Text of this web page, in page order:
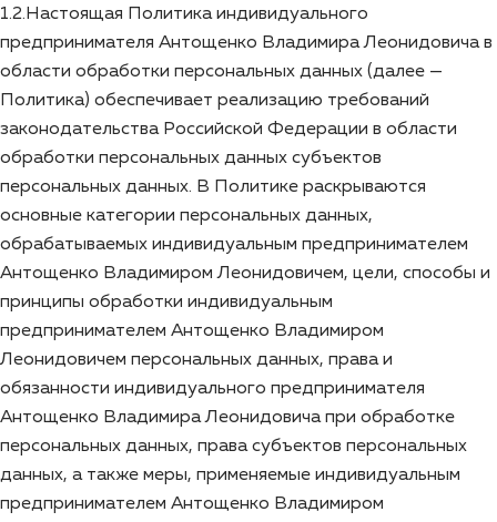
1.2.Настоящая Политика индивидуального
предпринимателя Антощенко Владимира Леонидовича в
области обработки персональных данных (далее —
Политика) обеспечивает реализацию требований
законодательства Российской Федерации в области
обработки персональных данных субъектов
персональных данных. В Политике раскрываются
основные категории персональных данных,
обрабатываемых индивидуальным предпринимателем
Антощенко Владимиром Леонидовичем, цели, способы и
принципы обработки индивидуальным
предпринимателем Антощенко Владимиром
Леонидовичем персональных данных, права и
обязанности индивидуального предпринимателя
Антощенко Владимира Леонидовича при обработке
персональных данных, права субъектов персональных
данных, а также меры, применяемые индивидуальным
предпринимателем Антощенко Владимиром